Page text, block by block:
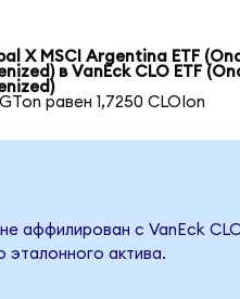
X MSCI Argentina ETF
в VanEck CLO ETF
равен 1,7250 CLOIon
аффилирован с VanEck
эталонного актива.